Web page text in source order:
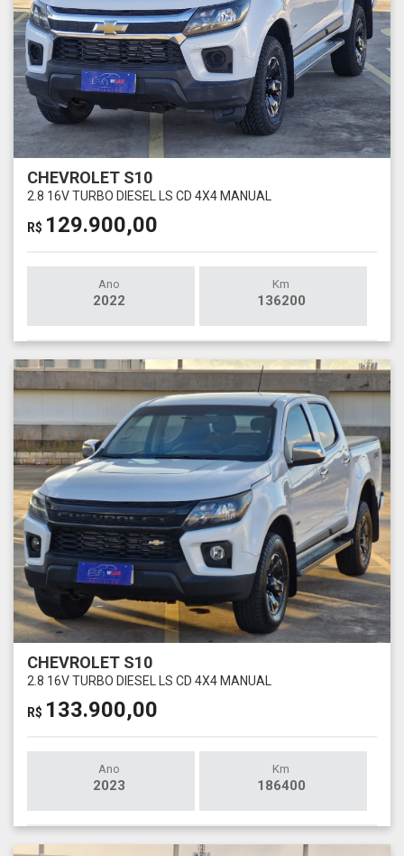
CHEVROLET S10
2.8 16V TURBO DIESEL LS CD 4X4 MANUAL
R$ 129.900,00
Ano
2022
Km
136200
CHEVROLET S10
2.8 16V TURBO DIESEL LS CD 4X4 MANUAL
R$ 133.900,00
Ano
2023
Km
186400